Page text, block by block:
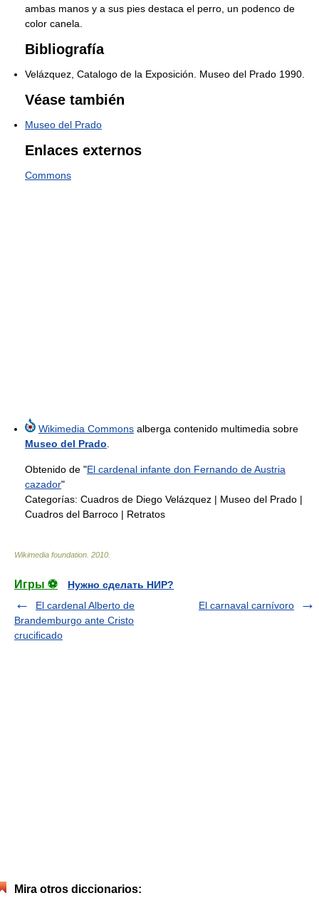
ambas manos y a sus pies destaca el perro, un podenco de
color canela.
Bibliografía
Velázquez, Catalogo de la Exposición. Museo del Prado 1990.
Véase también
Museo del Prado
Enlaces externos
Commons
Wikimedia Commons alberga contenido multimedia sobre
Museo del Prado
Obtenido de "El cardenal infante don Fernando de Austria
cazador"
Categorías: Cuadros de Diego Velázquez | Museo del Prado |
Cuadros del Barroco | Retratos
Wikimedia foundation 2010
Игры ⚽
Нужно сделать НИР?
El cardenal Alberto de
Brandemburgo ante Cristo
crucificado
El carnaval carnívoro
Mira otros diccionarios: